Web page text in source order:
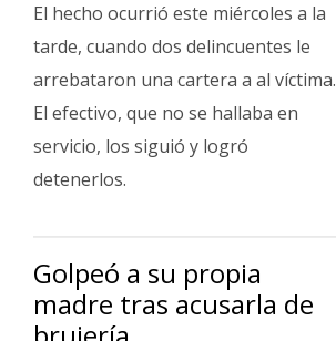
El hecho ocurrió este miércoles a la
tarde, cuando dos delincuentes le
arrebataron una cartera a al víctima.
El efectivo, que no se hallaba en
servicio, los siguió y logró
detenerlos.
Golpeó a su propia
madre tras acusarla de